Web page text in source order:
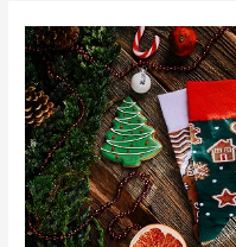
alltagstauglich:
Unsere
drei
Lieblinge